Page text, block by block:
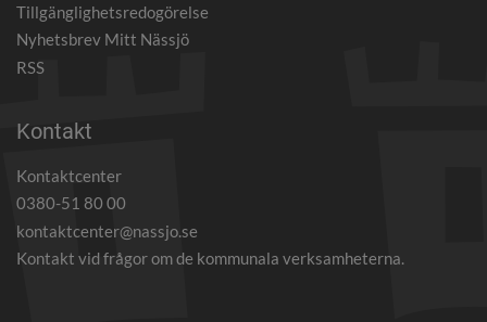
Tillgänglighetsredogörelse
Nyhetsbrev Mitt Nässjö
RSS
Kontakt
Kontaktcenter
0380-51 80 00
kontaktcenter@nassjo.se
Kontakt vid frågor om de kommunala verksamheterna.